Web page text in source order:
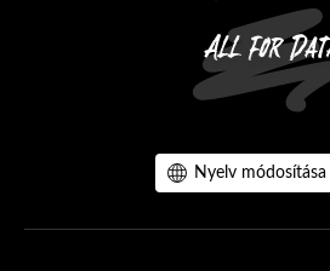
Nyelv módosítása